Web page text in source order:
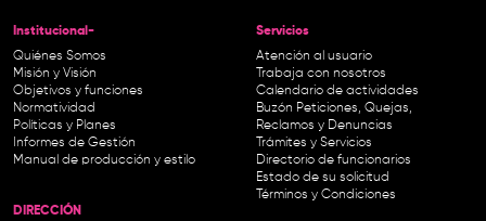
Institucional-
Quiénes Somos
Misión y Visión
Objetivos y funciones
Normatividad
Políticas y Planes
Informes de Gestión
Manual de producción y estilo
Servicios
Atención al usuario
Trabaja con nosotros
Calendario de actividades
Buzón Peticiones, Quejas,
Reclamos y Denuncias
Trámites y Servicios
Directorio de funcionarios
Estado de su solicitud
Términos y Condiciones
DIRECCIÓN